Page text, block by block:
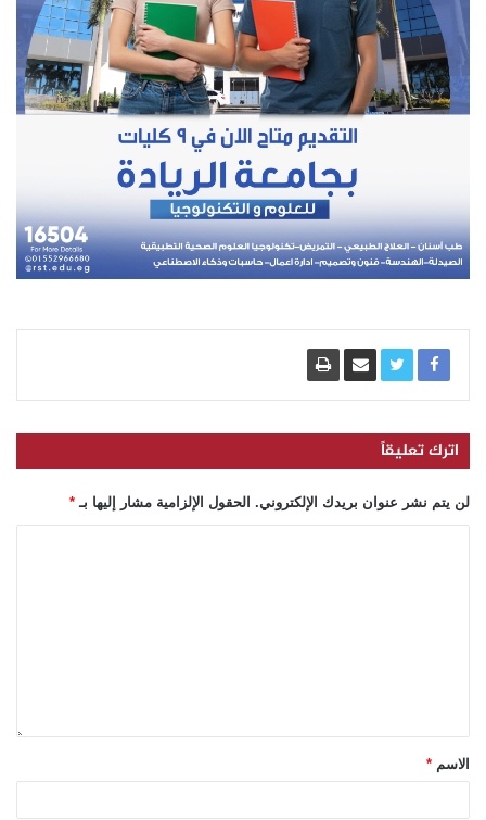
اترك تعليقاً
لن يتم نشر عنوان بريدك الإلكتروني. الحقول الإلزامية مشار إليها بـ *
الاسم *